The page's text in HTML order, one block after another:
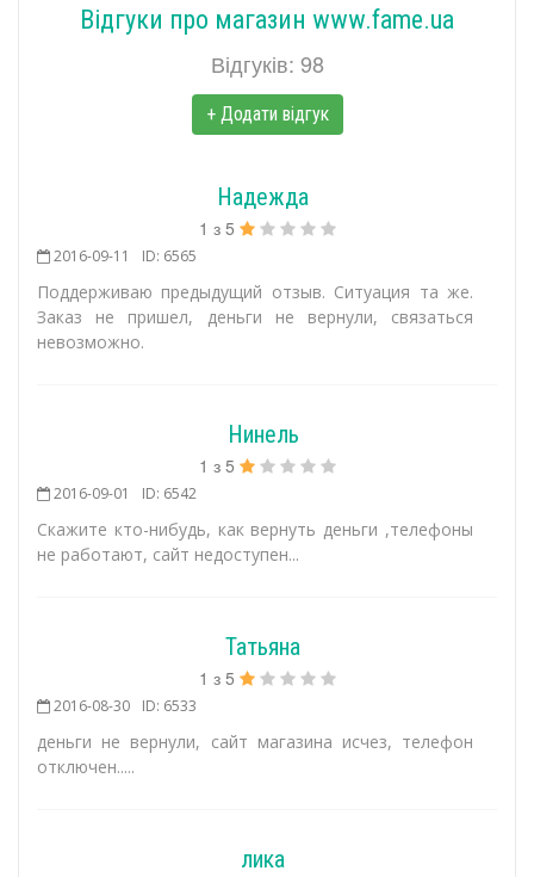
Відгуки про магазин www.fame.ua
Відгуків: 98
+ Додати відгук
Надежда
1 з 5
2016-09-11 ID: 6565
Поддерживаю предыдущий отзыв. Ситуация та же.
Заказ не пришел, деньги не вернули, связаться
невозможно.
Нинель
1 з 5
2016-09-01 ID: 6542
Скажите кто-нибудь, как вернуть деньги ,телефоны
не работают, сайт недоступен...
Татьяна
1 з 5
2016-08-30 ID: 6533
деньги не вернули, сайт магазина исчез, телефон
отключен.....
лика